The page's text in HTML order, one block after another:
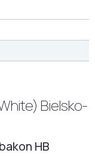
Bielsko-
HB